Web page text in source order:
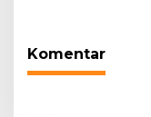
Komentar